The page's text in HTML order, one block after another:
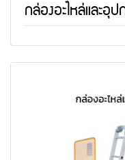
กล่องอะไหล่และอุ